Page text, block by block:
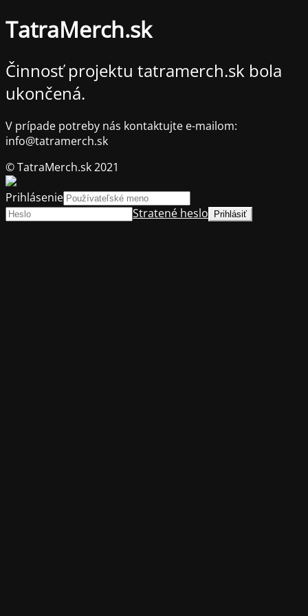
TatraMerch.sk
Činnosť projektu tatramerch.sk bola
ukončená.
V prípade potreby nás kontaktujte e-mailom:
info@tatramerch.sk
© TatraMerch.sk 2021
Prihlásenie
Stratené heslo